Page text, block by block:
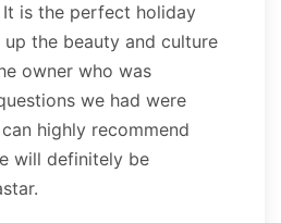
is the perfect holiday
the beauty and culture
owner who was
we had were
highly recommend
will definitely be